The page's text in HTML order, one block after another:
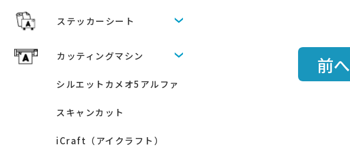
ステッカーシート
カッティングマシン
シルエットカメオ5アルファ
スキャンカット
iCraft（アイクラフト）
前へ